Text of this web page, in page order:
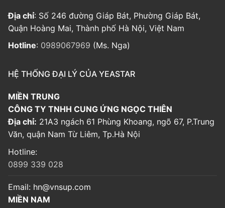
Địa chỉ: Số 246 đường Giáp Bát, Phường Giáp Bát,
Quận Hoàng Mai, Thành phố Hà Nội, Việt Nam
Hotline: 0989067969 (Ms. Nga)
HỆ THỐNG ĐẠI LÝ CỦA YEASTAR
MIỀN TRUNG
CÔNG TY TNHH CUNG ỨNG NGỌC THIÊN
Địa chỉ: 21A3 ngách 61 Phùng Khoang, ngõ 67, P.Trung
Văn, quận Nam Từ Liêm, Tp.Hà Nội
Hotline:
0899 339 028
Email: hn@vnsup.com
MIỀN NAM